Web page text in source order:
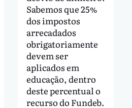
Sabemos que 25%
dos impostos
arrecadados
obrigatoriamente
devem ser
aplicados em
educação, dentro
deste percentual o
recurso do Fundeb.